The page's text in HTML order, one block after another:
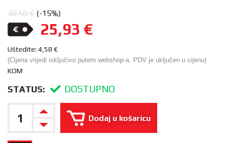
30,50€ (-15%)
25,93 €
Uštedite: 4,58 €
(Cijena vrijedi isključivo putem webshop-a. PDV je uključen u cijenu)
KOM
STATUS: DOSTUPNO
Dodaj u košaricu